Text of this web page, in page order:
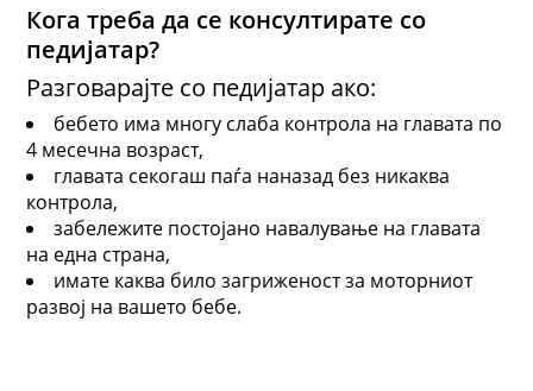
Кога треба да се консултирате со
педијатар?
Разговарајте со педијатар ако:
бебето има многу слаба контрола на главата по
4 месечна возраст,
главата секогаш паѓа наназад без никаква
контрола,
забележите постојано навалување на главата
на една страна,
имате каква било загриженост за моторниот
развој на вашето бебе.